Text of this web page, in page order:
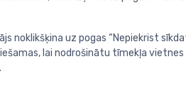
brushed bronze
noklikšķina uz pogas “Nepiekrist
lai nodrošinātu tīmekļa